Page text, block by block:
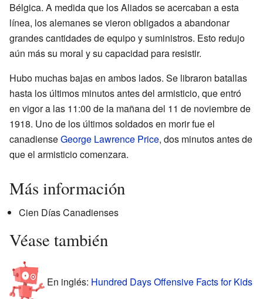
Bélgica. A medida que los Aliados se acercaban a esta
línea, los alemanes se vieron obligados a abandonar
grandes cantidades de equipo y suministros. Esto redujo
aún más su moral y su capacidad para resistir.
Hubo muchas bajas en ambos lados. Se libraron batallas
hasta los últimos minutos antes del armisticio, que entró
en vigor a las 11:00 de la mañana del 11 de noviembre de
1918. Uno de los últimos soldados en morir fue el
canadienseGeorge Lawrence Price, dos minutos antes de
que el armisticio comenzara.
Más información
Cien Días Canadienses
Véase también
En inglés: Hundred Days Offensive Facts for Kids